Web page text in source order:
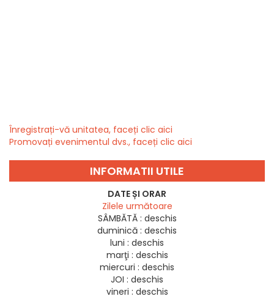
Înregistrați-vă unitatea, faceți clic aici
Promovați evenimentul dvs., faceți clic aici
INFORMATII UTILE
DATE ȘI ORAR
Zilele următoare
SÂMBĂTĂ : deschis
duminică : deschis
luni : deschis
marţi : deschis
miercuri : deschis
JOI : deschis
vineri : deschis